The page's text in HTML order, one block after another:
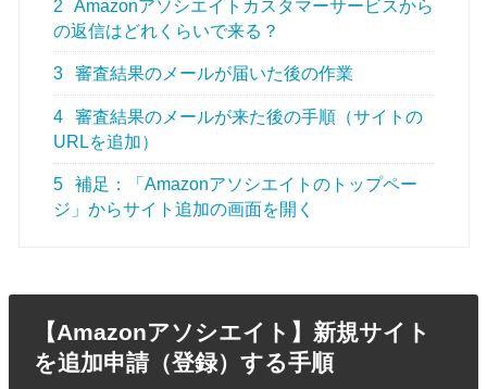
2
Amazonアソシエイトカスタマーサービスから
の返信はどれくらいで来る？
3 審査結果のメールが届いた後の作業
4
審査結果のメールが来た後の手順（サイトの
URLを追加）
5
補足：「Amazonアソシエイトのトップペー
ジ」からサイト追加の画面を開く
【Amazonアソシエイト】新規サイト
を追加申請（登録）する手順